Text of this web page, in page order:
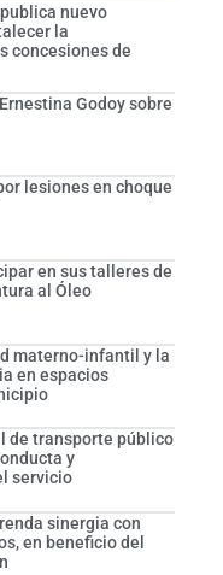
nuevo
la
concesiones de
Godoy sobre
lesiones en choque
en sus talleres de
al Óleo
materno-infantil y la
en espacios
de transporte público
y
servicio
sinergia con
en beneficio del